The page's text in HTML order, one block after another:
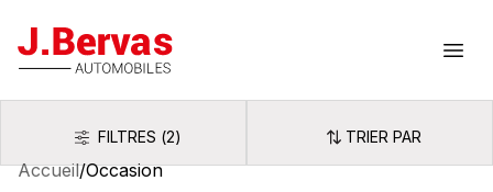
J.Bervas
FiltresFILTRES (2) Trier par
TRIER PAR
Accueil/Occasion